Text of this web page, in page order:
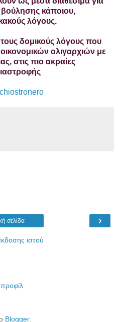
κάποιου,
λόγους.
δομικούς λόγους που
ολιγαρχιών με
στις πιο ακραίες
›
σελίδα
ιστού
Blogger.